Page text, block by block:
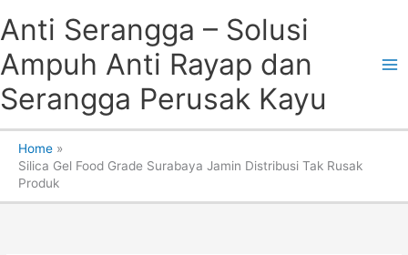
to
Anti Serangga – Solusi
Ampuh Anti Rayap dan
Serangga Perusak Kayu
Home
Silica Gel Food Grade Surabaya Jamin Distribusi Tak Rusak
Produk